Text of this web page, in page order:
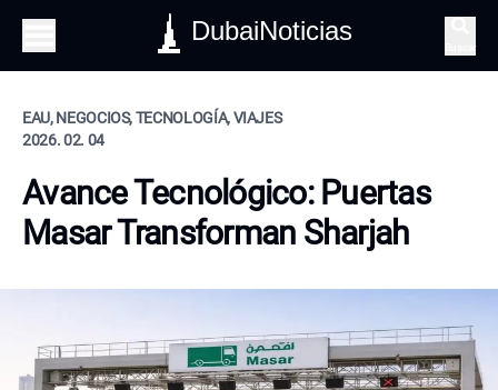
DubaiNoticias
EAU, NEGOCIOS, TECNOLOGÍA, VIAJES
2026. 02. 04
Avance Tecnológico: Puertas
Masar Transforman Sharjah